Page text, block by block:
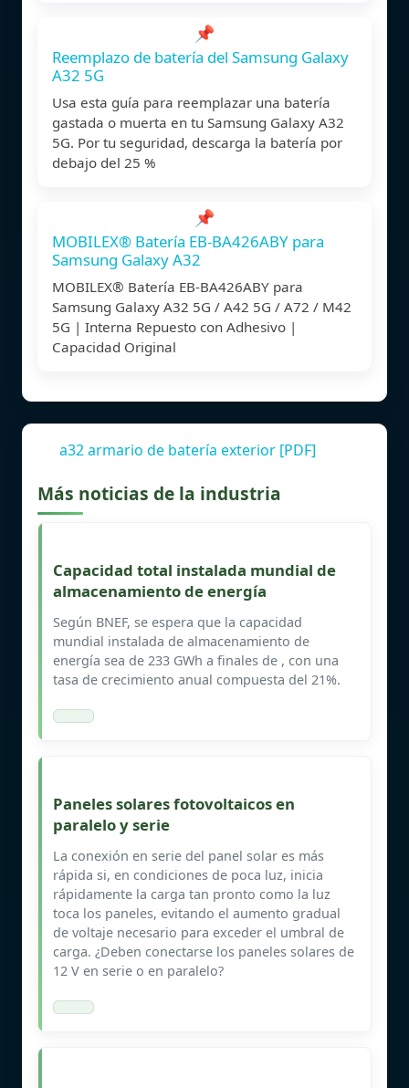
📌
Reemplazo de batería del Samsung Galaxy
A32 5G
Usa esta guía para reemplazar una batería
gastada o muerta en tu Samsung Galaxy A32
5G. Por tu seguridad, descarga la batería por
debajo del 25 %
📌
MOBILEX® Batería EB-BA426ABY para
Samsung Galaxy A32
MOBILEX® Batería EB-BA426ABY para
Samsung Galaxy A32 5G / A42 5G / A72 / M42
5G | Interna Repuesto con Adhesivo |
Capacidad Original
a32 armario de batería exterior [PDF]
Más noticias de la industria
Capacidad total instalada mundial de
almacenamiento de energía
Según BNEF, se espera que la capacidad
mundial instalada de almacenamiento de
energía sea de 233 GWh a finales de , con una
tasa de crecimiento anual compuesta del 21%.
Paneles solares fotovoltaicos en
paralelo y serie
La conexión en serie del panel solar es más
rápida si, en condiciones de poca luz, inicia
rápidamente la carga tan pronto como la luz
toca los paneles, evitando el aumento gradual
de voltaje necesario para exceder el umbral de
carga. ¿Deben conectarse los paneles solares de
12 V en serie o en paralelo?